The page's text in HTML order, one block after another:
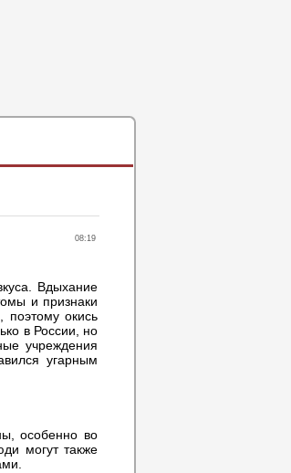
08:19
Вдыхание
и признаки
поэтому окись
в России, но
учреждения
угарным
особенно во
могут также